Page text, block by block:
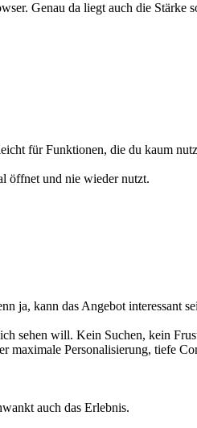
Genau da liegt auch die Stärke
für Funktionen, die du kaum
öffnet und nie wieder nutzt.
ja, kann das Angebot interessant
sehen will. Kein Suchen, kein
Personalisierung, tiefe
auch das Erlebnis.